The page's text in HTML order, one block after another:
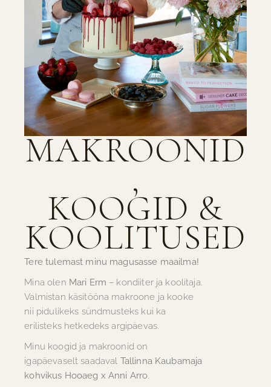
MAKROONID
,
KOOGID &
KOOLITUSED
Tere tulemast minu magusasse maailma!
Mina olen Mari Erm – kondiiter ja koolitaja.
Valmistan käsitööna makroone ja kooke
nii pidulikeks sündmusteks kui ka
erilisteks hetkedeks argipäevas.
Minu koogid ja makroonid on
igapäevaselt saadaval Tallinna Kaubamaja
kohvikus Hooaeg x Anni Arro.